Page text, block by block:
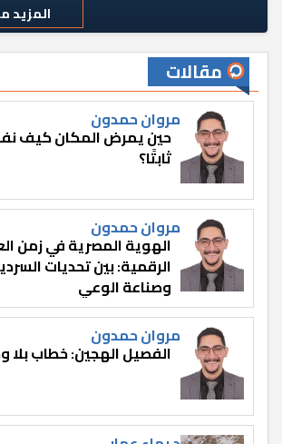
المزيد
مقالات
مروان حمدون
حين يمرض المكان كيف
ثابتًا؟
مروان حمدون
الهوية المصرية في زمن
الرقمية: بين تحديات
وصناعة الوعي
مروان حمدون
الفصيل الهجين: خطاب بلا